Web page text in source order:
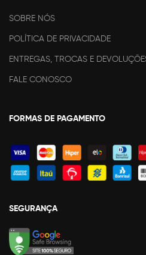
SOBRE NÓS
POLÍTICA DE PRIVACIDADE
ENTREGAS, TROCAS E
FALE CONOSCO
FORMAS DE PAGAMENTO
SEGURANÇA